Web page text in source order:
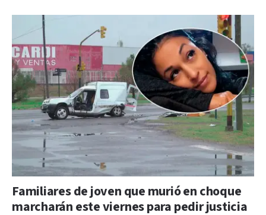
Familiares de joven que murió en choque
marcharán este viernes para pedir justicia